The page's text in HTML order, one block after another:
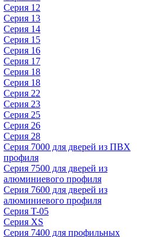
Серия 12
Серия 13
Серия 14
Серия 15
Серия 16
Серия 17
Серия 18
Серия 18
Серия 22
Серия 23
Серия 25
Серия 26
Серия 28
Серия 7000 для дверей из ПВХ
профиля
Серия 7500 для дверей из
алюминиевого профиля
Серия 7600 для дверей из
алюминиевого профиля
Серия T-05
Серия XS
Серия 7400 для профильных